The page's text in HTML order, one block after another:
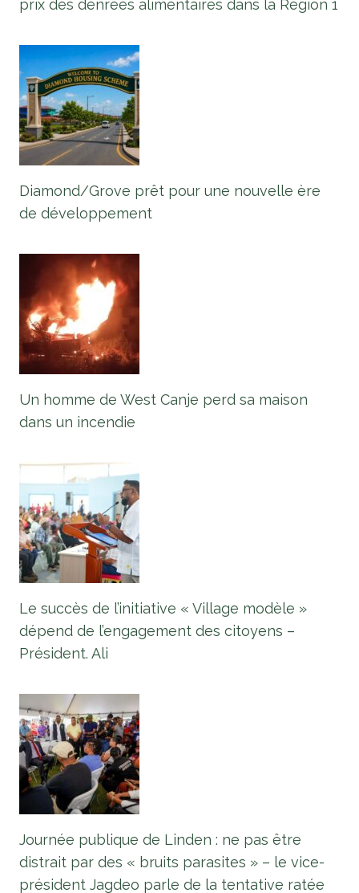
prix des denrées alimentaires dans la Région 1
Diamond/Grove prêt pour une nouvelle ère
de développement
Un homme de West Canje perd sa maison
dans un incendie
Le succès de l’initiative « Village modèle »
dépend de l’engagement des citoyens –
Président. Ali
Journée publique de Linden : ne pas être
distrait par des « bruits parasites » – le vice-
président Jagdeo parle de la tentative ratée